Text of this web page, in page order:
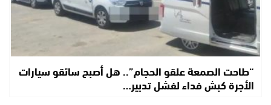
“طاحت الصمعة علقو الحجام”.. هل أصبح سائقو سيارات
الأجرة كبش فداء لفشل تدبير…